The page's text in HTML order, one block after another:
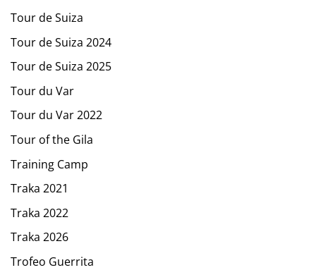
Tour de Suiza
Tour de Suiza 2024
Tour de Suiza 2025
Tour du Var
Tour du Var 2022
Tour of the Gila
Training Camp
Traka 2021
Traka 2022
Traka 2026
Trofeo Guerrita